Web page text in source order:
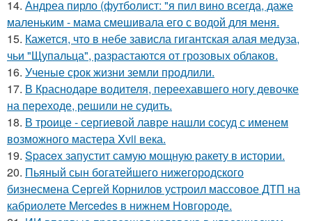
14. Андреа пирло (футболист: "я пил вино всегда, даже
маленьким - мама смешивала его с водой для меня.
15. Кажется, что в небе зависла гигантская алая медуза,
чьи "Щупальца", разрастаются от грозовых облаков.
16. Ученые срок жизни земли продлили.
17. В Краснодаре водителя, переехавшего ногу девочке
на переходе, решили не судить.
18. В троице - сергиевой лавре нашли сосуд с именем
возможного мастера Xvii века.
19. Spacex запустит самую мощную ракету в истории.
20. Пьяный сын богатейшего нижегородского
бизнесмена Сергей Корнилов устроил массовое ДТП на
кабриолете Mercedes в нижнем Новгороде.